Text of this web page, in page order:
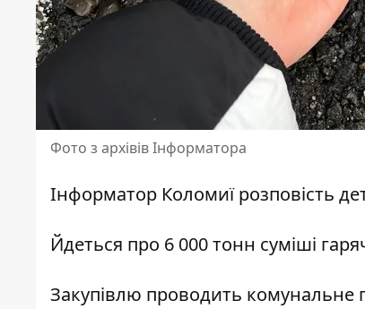
Фото з архівів Інформатора
Інформатор Коломиїрозповість
Йдеться про 6 000 тонн суміші
Закупівлю проводить комунальне